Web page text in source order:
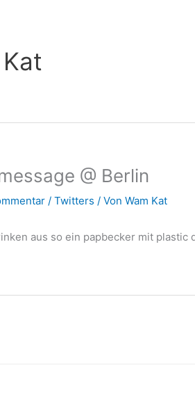
@ Berlin
/ Twitters / Von Wam Kat
aus so ein papbecker mit